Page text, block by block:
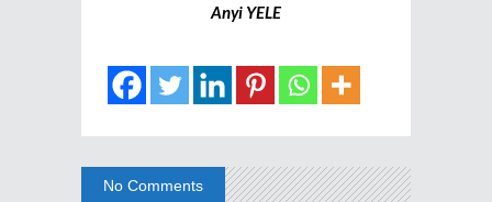
Anyi YELE
No Comments